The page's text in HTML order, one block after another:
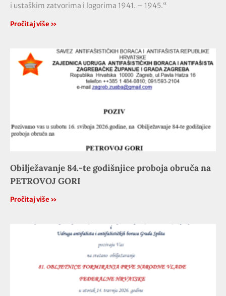
i ustaškim zatvorima i logorima 1941. – 1945.“
Pročitaj više »
Obilježavanje 84.-te godišnjice proboja obruča na
PETROVOJ GORI
Pročitaj više »